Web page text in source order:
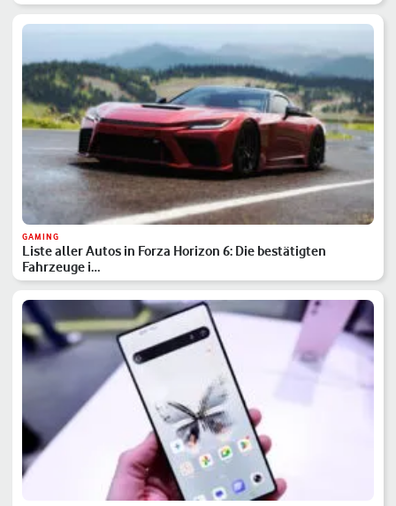
GAMING
Liste aller Autos in Forza Horizon 6: Die bestätigten
Fahrzeuge i…